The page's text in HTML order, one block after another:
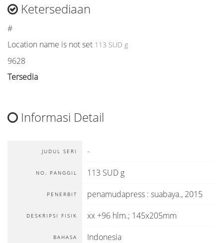
Ketersediaan
#
Location name is not set 113 SUD g
9628
Tersedia
Informasi Detail
JUDUL SERI -
NO. PANGGIL 113 SUD g
PENERBIT penamudapress : suabaya., 2015
DESKRIPSI FISIK xx +96 hlm.; 145x205mm
BAHASA Indonesia